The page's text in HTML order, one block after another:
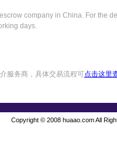
company in China. For the
days.
服务商，具体交易流程可点击这里
Copyright © 2008 huaao.com All